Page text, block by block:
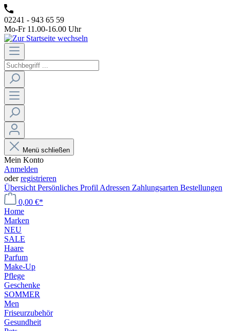
02241 - 943 65 59
Mo-Fr 11.00-16.00 Uhr
Menü schließen
Mein Konto
Anmelden
oderregistrieren
Übersicht Persönliches Profil Adressen Zahlungsarten Bestellungen
0,00 €*
Home
Marken
NEU
SALE
Haare
Parfum
Make-Up
Pflege
Geschenke
SOMMER
Men
Friseurzubehör
Gesundheit